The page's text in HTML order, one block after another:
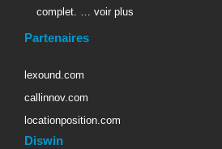
complet. …
voir plus
Partenaires
lexound.com
callinnov.com
locationposition.com
Diswin